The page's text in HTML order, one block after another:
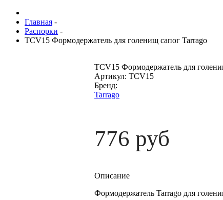
Главная -
Распорки -
TCV15 Формодержатель для голенищ сапог Tarrago
TCV15 Формодержатель для
Артикул: TCV15
Бренд:
Tarrago
776 руб
Описание
Формодержатель Tarrago для